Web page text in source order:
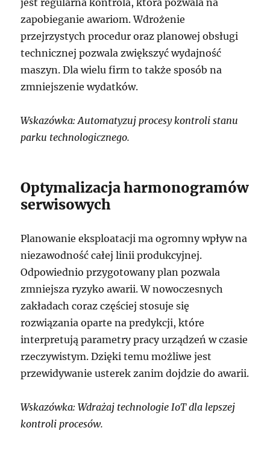
jest regularna kontrola, która pozwala na
zapobieganie awariom. Wdrożenie
przejrzystych procedur oraz planowej obsługi
technicznej pozwala zwiększyć wydajność
maszyn. Dla wielu firm to także sposób na
zmniejszenie wydatków.
Wskazówka: Automatyzuj procesy kontroli stanu
parku technologicznego.
Optymalizacja harmonogramów
serwisowych
Planowanie eksploatacji ma ogromny wpływ na
niezawodność całej linii produkcyjnej.
Odpowiednio przygotowany plan pozwala
zmniejsza ryzyko awarii. W nowoczesnych
zakładach coraz częściej stosuje się
rozwiązania oparte na predykcji, które
interpretują parametry pracy urządzeń w czasie
rzeczywistym. Dzięki temu możliwe jest
przewidywanie usterek zanim dojdzie do awarii.
Wskazówka: Wdrażaj technologie IoT dla lepszej
kontroli procesów.